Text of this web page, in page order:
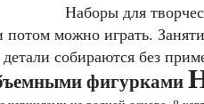
Наборы для
потом можно играть.
собираются без
фигурками